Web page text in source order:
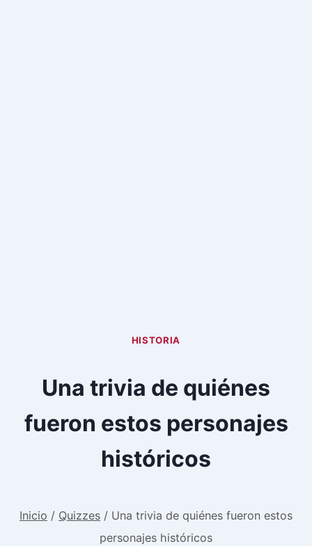
HISTORIA
Una trivia de quiénes
fueron estos personajes
históricos
Inicio / Quizzes / Una trivia de quiénes fueron estos
personajes históricos